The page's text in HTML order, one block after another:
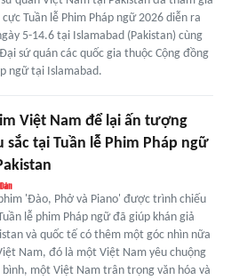
Tuần lễ Phim Pháp ngữ 2026 diễn ra
5-14.6 tại Islamabad (Pakistan) cùng
sứ quán các quốc gia thuộc Cộng đồng
ngữ tại Islamabad.
Việt Nam để lại ấn tượng
sắc tại Tuần lễ Phim Pháp ngữ
'Đào, Phở và Piano' được trình chiếu
lễ phim Pháp ngữ đã giúp khán giả
và quốc tế có thêm một góc nhìn nữa
Nam, đó là một Việt Nam yêu chuộng
bình, một Việt Nam trân trọng văn hóa và